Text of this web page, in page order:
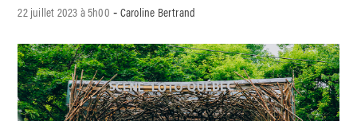
22 juillet 2023 à 5h00 - Caroline Bertrand